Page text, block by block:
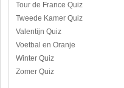
Tour de France Quiz
Tweede Kamer Quiz
Valentijn Quiz
Voetbal en Oranje
Winter Quiz
Zomer Quiz